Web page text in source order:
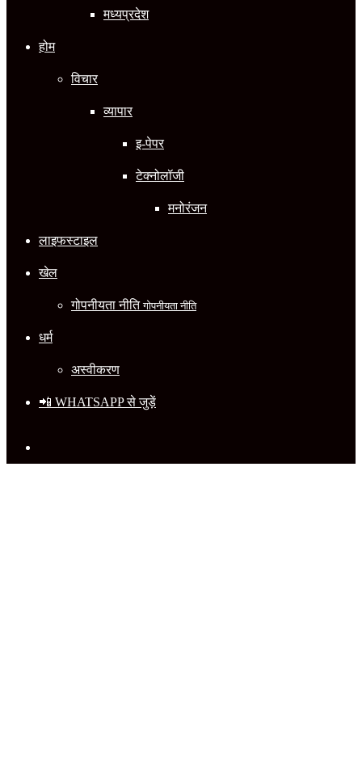
मध्यप्रदेश
होम
विचार
व्यापार
इ-पेपर
टेक्नोलॉजी
मनोरंजन
लाइफस्टाइल
खेल
गोपनीयता नीतिगोपनीयता नीति
धर्म
अस्वीकरण
📲 WHATSAPP से जुड़ें